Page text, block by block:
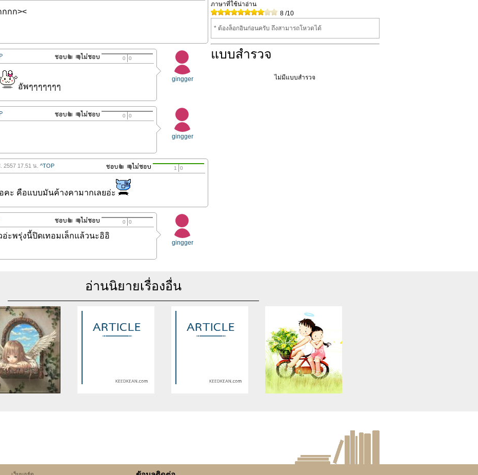
กก><
gingger
0 0
อัพๆๆๆๆๆๆๆ
gingger
0 0
2557 17.51 น. ^TOP 1 0
คะ คือแบบมันค้างคามากเลยอ่ะ
gingger
0 0
ะพรุ่งนี้ปิดเทอมเล็กแล้วนะอิอิ
ภาษาที่ใช้น่าอ่าน
8/10
* ต้องล็อกอินก่อนครับ ถึงสามารถโหวดได้
แบบสำรวจ
ไม่มีแบบสำรวจ
อ่านนิยายเรื่องอื่น
public_html/include/article/show.php
on line534
/home/keedkean/domains/keedkean.com/public_html/include/article/show.php
/home/keedkean/domains/keedkean.com/public_html/include/article/show.php
will throw an Error in a future
/home/keedkean/domains/keedkean.com/public_html/include/